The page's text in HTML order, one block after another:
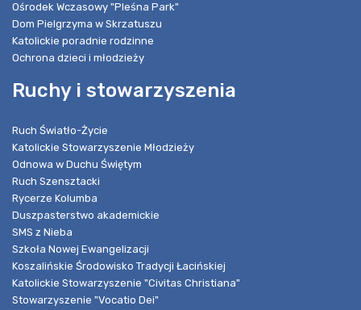
Ośrodek Wczasowy "Pleśna Park"
Dom Pielgrzyma w Skrzatuszu
Katolickie poradnie rodzinne
Ochrona dzieci i młodzieży
Ruchy i stowarzyszenia
Ruch Światło-Życie
Katolickie Stowarzyszenie Młodzieży
Odnowa w Duchu Świętym
Ruch Szensztacki
Rycerze Kolumba
Duszpasterstwo akademickie
SMS z Nieba
Szkoła Nowej Ewangelizacji
Koszalińskie Środowisko Tradycji Łacińskiej
Katolickie Stowarzyszenie "Civitas Christiana"
Stowarzyszenie "Vocatio Dei"